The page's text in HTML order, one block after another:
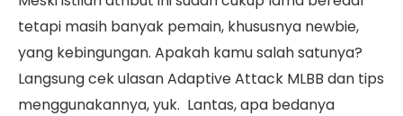
tetapi masih banyak pemain, khususnya newbie,
yang kebingungan. Apakah kamu salah satunya?
Langsung cek ulasan Adaptive Attack MLBB dan tips
menggunakannya, yuk. Lantas, apa bedanya